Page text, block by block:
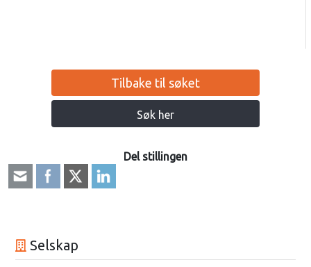
Tilbake til søket
Søk her
Del stillingen
Selskap